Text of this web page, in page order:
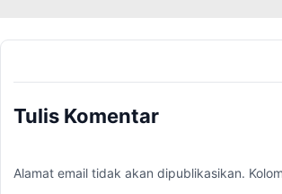
Tulis Komentar